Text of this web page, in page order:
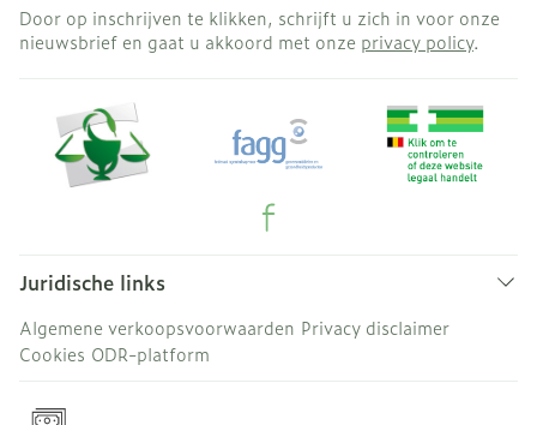
Door op inschrijven te klikken, schrijft u zich in voor onze
nieuwsbrief en gaat u akkoord met onze privacy policy.
Juridische links
Algemene verkoopsvoorwaarden Privacy disclaimer
Cookies ODR-platform